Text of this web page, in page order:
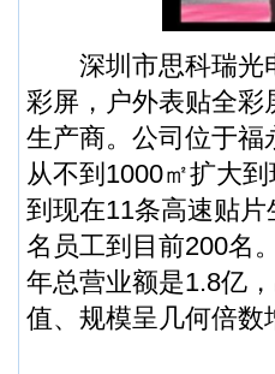
深圳市思科瑞光电
彩屏，户外表贴全
生产商。公司位于福
从不到1000㎡扩大
到现在11条高速贴
名员工到目前200名
年总营业额是1.8亿
值、规模呈几何倍数